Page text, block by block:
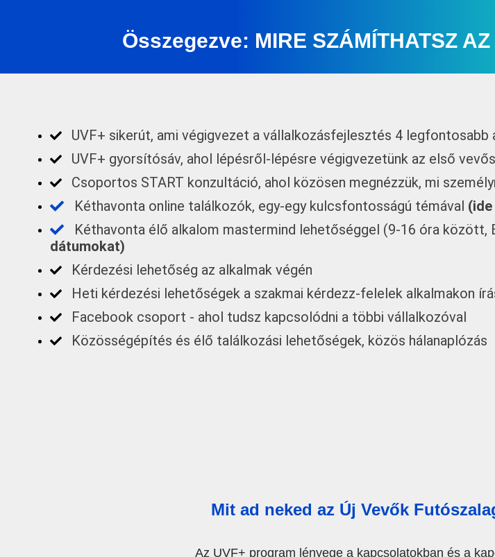
Összegezve: MIRE SZÁMÍTHATSZ
UVF+ sikerút, ami végigvezet a vállalkozásfejlesztés 4 legfontosabb
UVF+ gyorsítósáv, ahol lépésről-lépésre végigvezetünk az első
Csoportos START konzultáció, ahol közösen megnézzük, mi
Kéthavonta online találkozók, egy-egy kulcsfontosságú témával
Kéthavonta élő alkalom mastermind lehetőséggel (9-16 óra között,
dátumokat)
Kérdezési lehetőség az alkalmak végén
Heti kérdezési lehetőségek a szakmai kérdezz-felelek alkalmakon
Facebook csoport - ahol tudsz kapcsolódni a többi vállalkozóval
Közösségépítés és élő találkozási lehetőségek, közös hálanaplózás
Mit ad neked az Új Vevők
Az UVF+ program lényege a kapcsolatokban és a